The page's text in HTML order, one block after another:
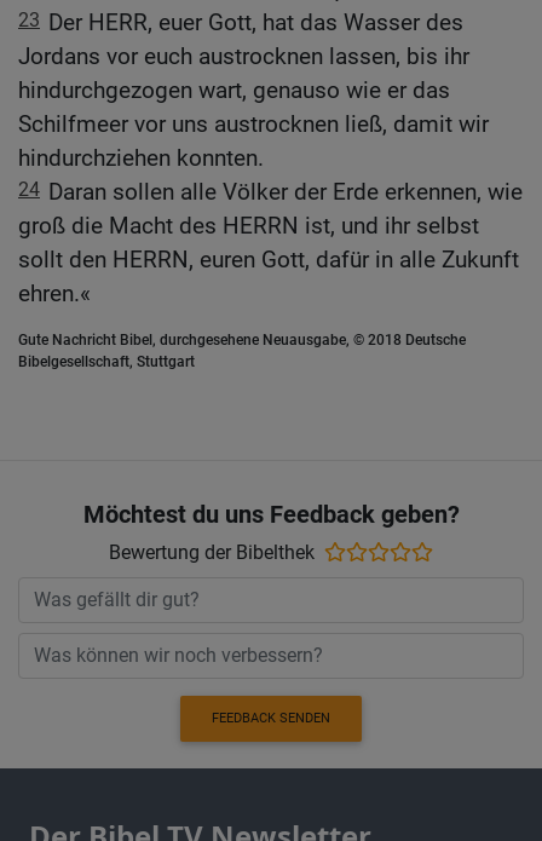
23 Der HERR, euer Gott, hat das Wasser des
Jordans vor euch austrocknen lassen, bis ihr
hindurchgezogen wart, genauso wie er das
Schilfmeer vor uns austrocknen ließ, damit wir
hindurchziehen konnten.
24 Daran sollen alle Völker der Erde erkennen, wie
groß die Macht des HERRN ist, und ihr selbst
sollt den HERRN, euren Gott, dafür in alle Zukunft
ehren.«
Gute Nachricht Bibel, durchgesehene Neuausgabe, © 2018 Deutsche
Bibelgesellschaft, Stuttgart
Möchtest du uns Feedback geben?
Bewertung der Bibelthek
FEEDBACK SENDEN